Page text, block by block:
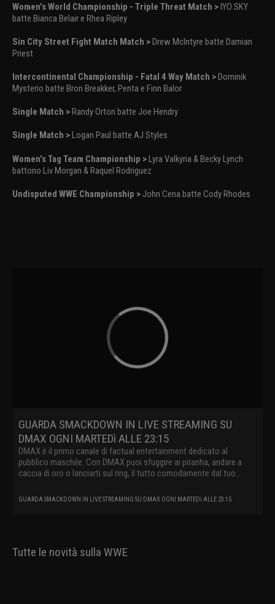
Women's World Championship - Triple Threat Match >IYO SKY
batte Bianca Belair e Rhea Ripley
Sin City Street Fight Match Match >Drew McIntyre batte Damian
Priest
Intercontinental Championship - Fatal 4 Way Match >Dominik
Mysterio batte Bron Breakker, Penta e Finn Balor
Single Match >Randy Orton batte Joe Hendry
Single Match >Logan Paul batte AJ Styles
Women's Tag Team Championship >Lyra Valkyria & Becky Lynch
battono Liv Morgan & Raquel Rodriguez
Undisputed WWE Championship > John Cena batte Cody Rhodes
GUARDA SMACKDOWN IN LIVE STREAMING SU
DMAX OGNI MARTEDì ALLE 23:15
DMAX è il primo canale di factual entertainment dedicato al
pubblico maschile. Con DMAX puoi sfuggire ai piranha, andare a
caccia di oro o lanciarti sul ring, il tutto comodamente dal tuo
GUARDA SMACKDOWN IN LIVE STREAMING SU DMAX OGNI MARTEDì ALLE 23:15
Tutte le novità sulla WWE